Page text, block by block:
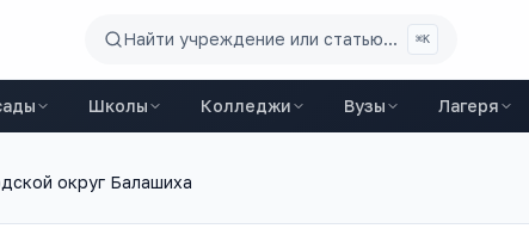
Найти учреждение или статью... ⌘K
Школы Колледжи Вузы Лагеря
округ Балашиха